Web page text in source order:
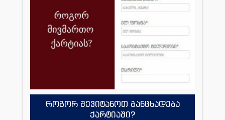
როგორ შევიტანოთ განცხადება
ქარტიაში?